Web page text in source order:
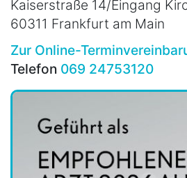
Kaiserstraße 14/Eingang
60311 Frankfurt am Main
Zur Online-
Telefon 069 24753120